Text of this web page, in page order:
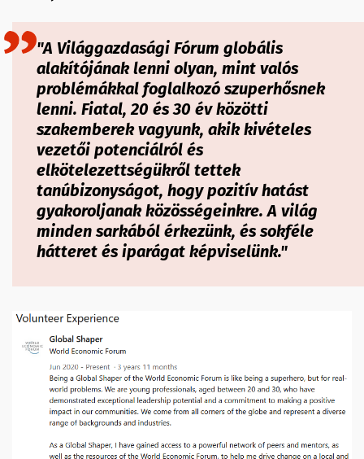
"A Világgazdasági Fórum globális
alakítójának lenni olyan, mint valós
problémákkal foglalkozó szuperhősnek
lenni. Fiatal, 20 és 30 év közötti
szakemberek vagyunk, akik kivételes
vezetői potenciálról és
elkötelezettségükről tettek
tanúbizonyságot, hogy pozitív hatást
gyakoroljanak közösségeinkre. A világ
minden sarkából érkezünk, és sokféle
hátteret és iparágat képviselünk."